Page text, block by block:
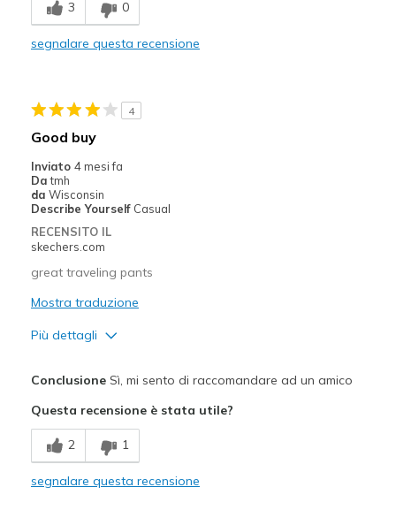
Durable
Travel
Width
Sizing
3 0
segnalare questa recensione
4
Good buy
Inviato 4 mesi fa
Da tmh
da Wisconsin
Describe Yourself Casual
RECENSITO IL
skechers.com
great traveling pants
Mostra traduzione
Più dettagli
Durable
Stylish
ConclusioneSì, mi sento di raccomandare ad un amico
Questa recensione è stata utile?
2 1
segnalare questa recensione